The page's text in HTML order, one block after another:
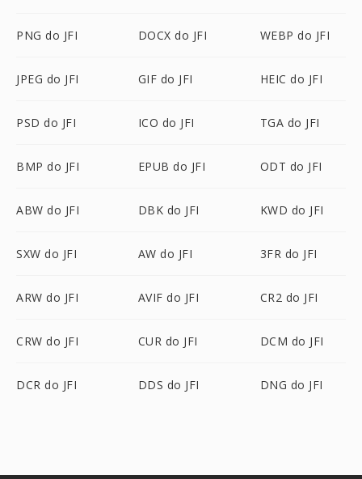
PNG do JFI DOCX do JFI WEBP do JFI
JPEG do JFI GIF do JFI HEIC do JFI
PSD do JFI ICO do JFI TGA do JFI
BMP do JFI EPUB do JFI ODT do JFI
ABW do JFI DBK do JFI KWD do JFI
SXW do JFI AW do JFI 3FR do JFI
ARW do JFI AVIF do JFI CR2 do JFI
CRW do JFI CUR do JFI DCM do JFI
DCR do JFI DDS do JFI DNG do JFI